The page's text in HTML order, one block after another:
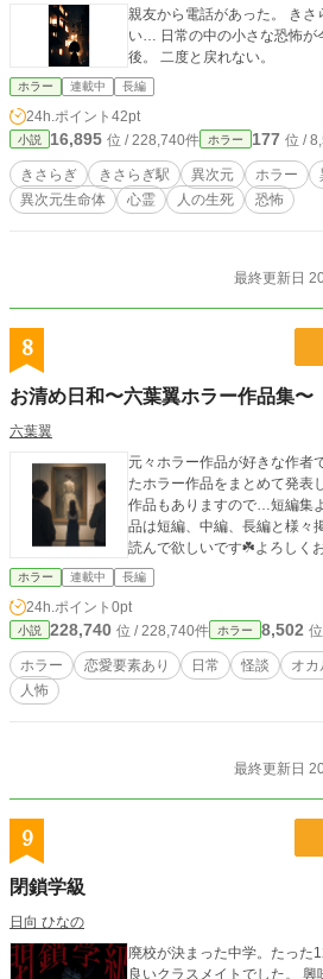
親友から電話があった。 きさ
い… 日常の中の小さな恐怖が今始まる。 触れ
後。 二度と戻れない。
ホラー 連載中 長編
24h.ポイント 42pt
小説 16,895 位 / 228,740件 ホラー 177 位 /
きさらぎ きさらぎ駅 異次元 ホラー
異次元生命体
心霊 人の生死 恐怖
最終更新日
8
お清め日和〜六葉翼ホラー作品集〜
六葉翼
元々ホラー作品が好きな作者
たホラー作品をまとめて発
作品もありますので…短編集
品は短編、中編、長編と様々
読んで欲しいです☘️よろしく
ホラー 連載中 長編
24h.ポイント 0pt
小説 228,740 位 / 228,740件 ホラー 8,502
ホラー 恋愛要素あり 日常 怪談 オカ
人怖
最終更新日
9
閉鎖学級
日向 ひなの
廃校が決まった中学。たっ
良いクラスメイトでした。